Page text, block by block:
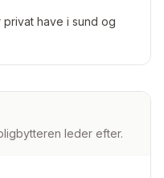
privat have i sund og
leder efter.